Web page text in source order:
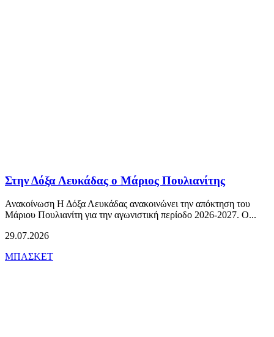
Στην Δόξα Λευκάδας ο Μάριος Πουλιανίτης
Ανακοίνωση Η Δόξα Λευκάδας ανακοινώνει την απόκτηση του
Μάριου Πουλιανίτη για την αγωνιστική περίοδο 2026-2027. Ο...
29.07.2026
ΜΠΑΣΚΕΤ